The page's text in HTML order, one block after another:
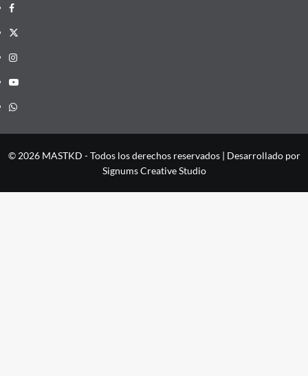
Facebook
X
Instagram
YouTube
Whatsapp